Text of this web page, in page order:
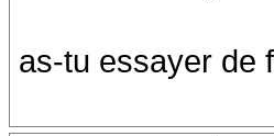
as-tu essayer de